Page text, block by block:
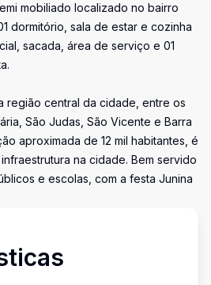
mobiliado localizado no bairro
dormitório, sala de estar e cozinha
sacada, área de serviço e 01
região central da cidade, entre os
São Judas, São Vicente e Barra
aproximada de 12 mil habitantes, é
na cidade. Bem servido
e escolas, com a festa Junina